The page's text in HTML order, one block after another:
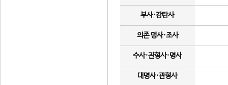
부사·감탄사
의존 명사·조사
수사·관형사·명사
대명사·관형사